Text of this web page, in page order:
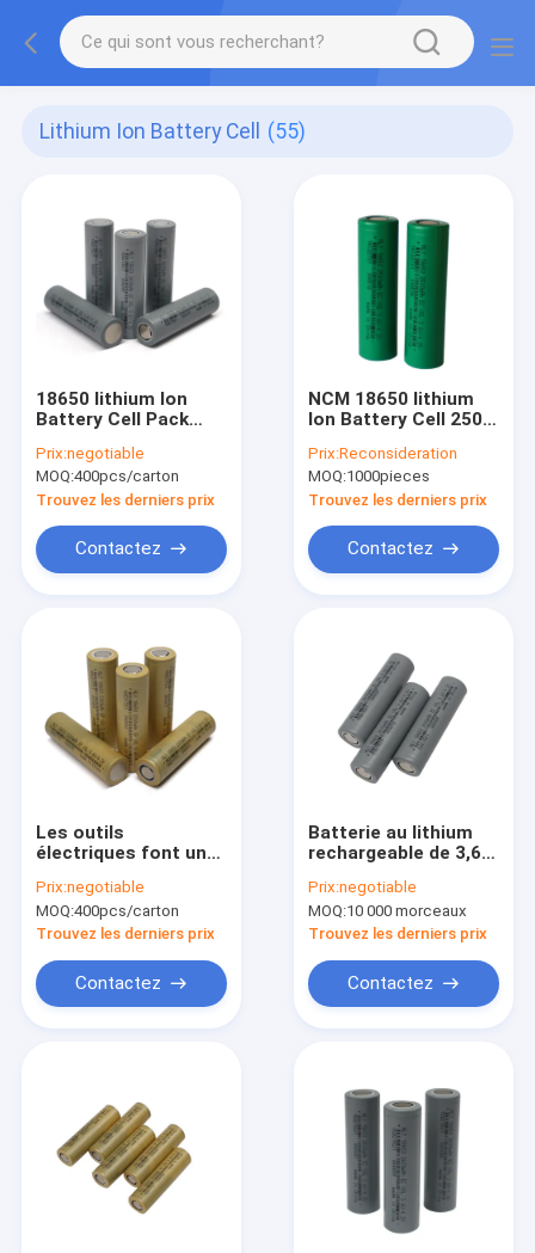
Lithium Ion Battery Cell (55)
18650 lithium Ion
Battery Cell Pack
rechargeable pour le
stockage de l'énergie
Prix:negotiable
MOQ:400pcs/carton
Trouvez les derniers prix
Contactez
NCM 18650 lithium
Ion Battery Cell 2500
Rechargeable de 3,6
volts
Prix:Reconsideration
MOQ:1000pieces
Trouvez les derniers prix
Contactez
Les outils
électriques font un
18650 la puissance
élevée de Li Ion
Battery 2200mah
Prix:negotiable
MOQ:400pcs/carton
Trouvez les derniers prix
Contactez
Batterie au lithium
rechargeable de 3,6
18650 pour la voiture
électrique
Prix:negotiable
MOQ:10 000 morceaux
Trouvez les derniers prix
Contactez